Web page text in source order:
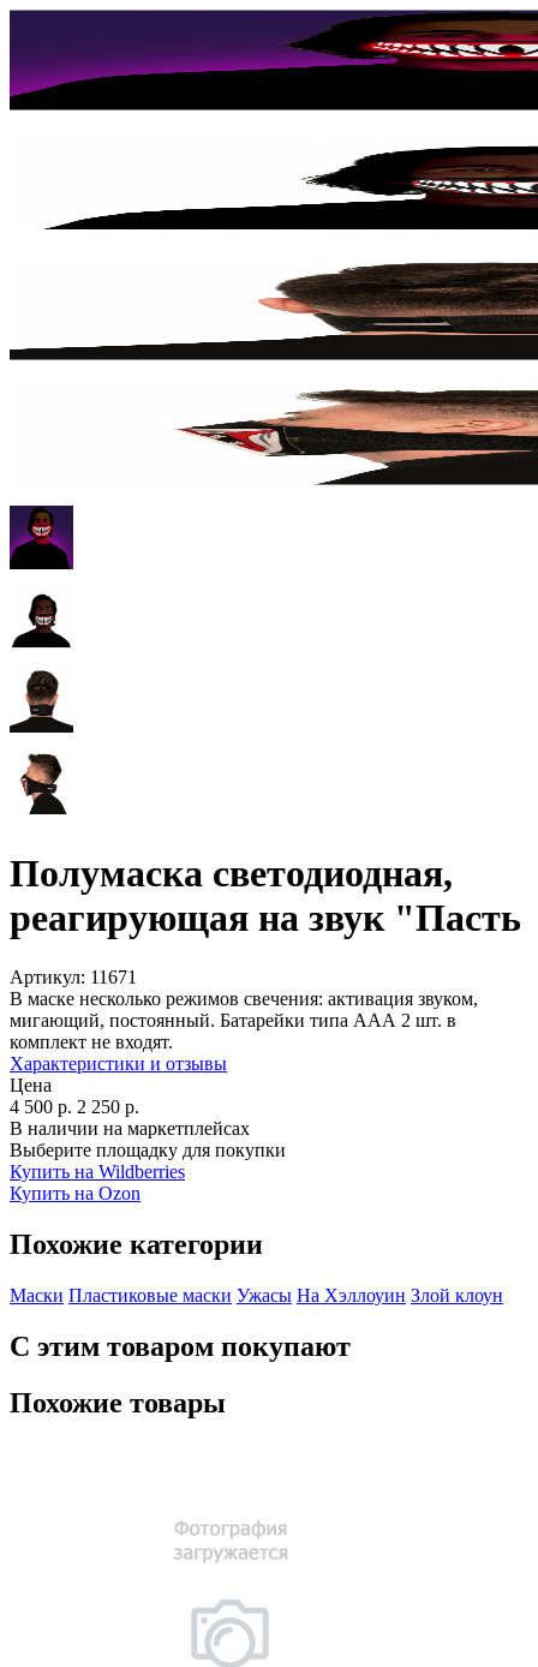
Полумаска светодиодная,
реагирующая на звук "Пасть
Артикул: 11671
В маске несколько режимов свечения: активация звуком,
мигающий, постоянный. Батарейки типа ААА 2 шт. в
комплект не входят.
Характеристики и отзывы
Цена
4 500 р. 2 250 р.
В наличии на маркетплейсах
Выберите площадку для покупки
Купить на Wildberries
Купить на Ozon
Похожие категории
Маски Пластиковые маски Ужасы На Хэллоуин Злой клоун
С этим товаром покупают
Похожие товары